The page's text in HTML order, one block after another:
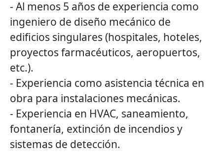
- Al menos 5 años de experiencia como
ingeniero de diseño mecánico de
edificios singulares (hospitales, hoteles,
proyectos farmacéuticos, aeropuertos,
etc.).
- Experiencia como asistencia técnica en
obra para instalaciones mecánicas.
- Experiencia en HVAC, saneamiento,
fontanería, extinción de incendios y
sistemas de detección.